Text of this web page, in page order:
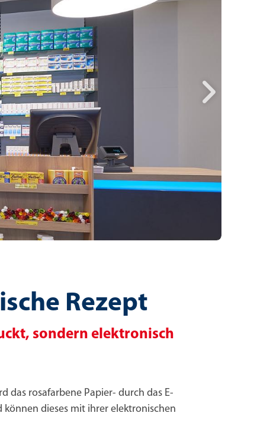
Rezept
sondern elektronisch
das rosafarbene Papier- durch das E-
dieses mit ihrer elektronischen